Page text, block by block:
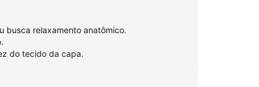
busca relaxamento anatômico.
do tecido da capa.